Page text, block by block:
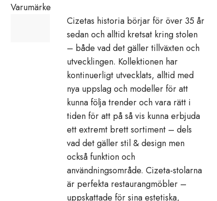
Varumärke
Cizetas historia börjar för över 35 år
sedan och alltid kretsat kring stolen
– både vad det gäller tillväxten och
utvecklingen. Kollektionen har
kontinuerligt utvecklats, alltid med
nya uppslag och modeller för att
kunna följa trender och vara rätt i
tiden för att på så vis kunna erbjuda
ett extremt brett sortiment – dels
vad det gäller stil & design men
också funktion och
användningsområde. Cizeta-stolarna
är perfekta restaurangmöbler –
uppskattade för sina estetiska,